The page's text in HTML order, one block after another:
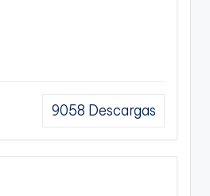
9058 Descargas